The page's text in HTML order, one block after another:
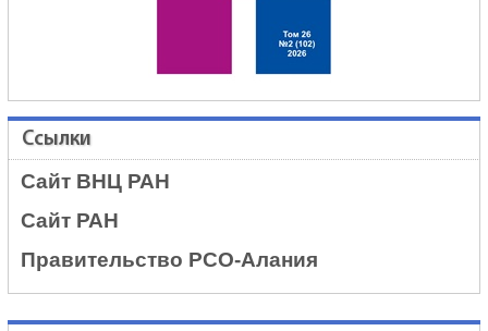
Ссылки
Сайт ВНЦ РАН
Сайт РАН
Правительство РСО-Алания